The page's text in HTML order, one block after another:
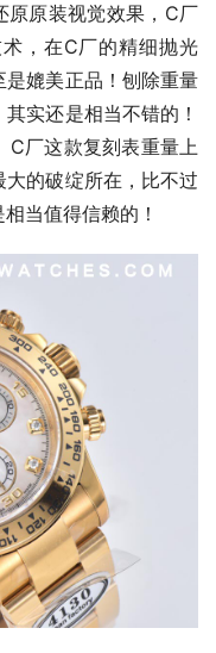
原原装视觉效果，C厂
，在C厂的精细抛光
媲美正品！刨除重量
实还是相当不错的！
C厂这款复刻表重量上
的破绽所在，比不过
当值得信赖的！